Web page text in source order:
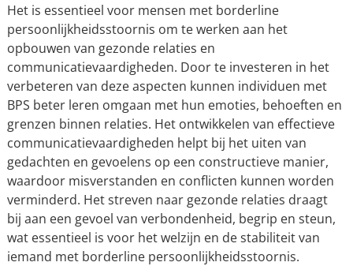
Het is essentieel voor mensen met borderline
persoonlijkheidsstoornis om te werken aan het
opbouwen van gezonde relaties en
communicatievaardigheden. Door te investeren in het
verbeteren van deze aspecten kunnen individuen met
BPS beter leren omgaan met hun emoties, behoeften en
grenzen binnen relaties. Het ontwikkelen van effectieve
communicatievaardigheden helpt bij het uiten van
gedachten en gevoelens op een constructieve manier,
waardoor misverstanden en conflicten kunnen worden
verminderd. Het streven naar gezonde relaties draagt
bij aan een gevoel van verbondenheid, begrip en steun,
wat essentieel is voor het welzijn en de stabiliteit van
iemand met borderline persoonlijkheidsstoornis.